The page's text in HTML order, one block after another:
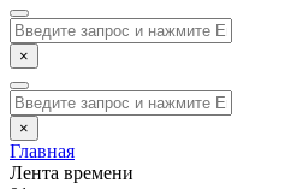
×
×
Главная
Лента времени